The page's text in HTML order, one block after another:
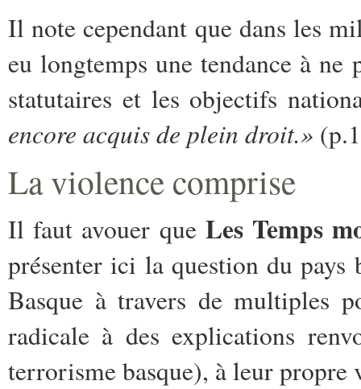
Il note cependant que dans les
eu longtemps une tendance à
statutaires et les objectifs
encore acquis de plein droit.»
La violence comprise
Il faut avouer que Les Temps
présenter ici la question du pays
Basque à travers de multiples
radicale à des explications
terrorisme basque), à leur propre